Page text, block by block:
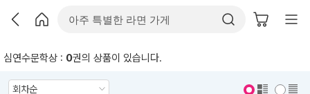
심연수문학상 : 0권의 상품이 있습니다.